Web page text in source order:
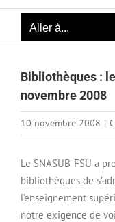
Aller à...
Bibliothèques :
novembre 2008
10 novembre 2008 |
Le SNASUB-FSU a
bibliothèques de
l’enseignement
notre exigence de